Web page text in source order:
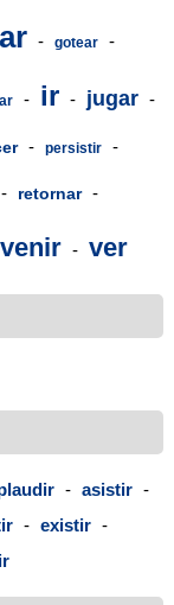
- gotear -
- ir - jugar -
- persistir -
- retornar -
venir - ver
- asistir -
- existir -